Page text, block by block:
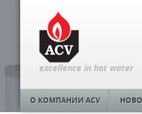
excellence in hot water
О КОМПАНИИ ACV